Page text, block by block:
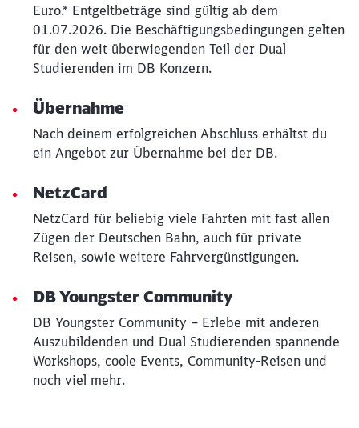
Euro.* Entgeltbeträge sind gültig ab dem
01.07.2026. Die Beschäftigungsbedingungen gelten
für den weit überwiegenden Teil der Dual
Studierenden im DB Konzern.
Übernahme
Nach deinem erfolgreichen Abschluss erhältst du
ein Angebot zur Übernahme bei der DB.
NetzCard
NetzCard für beliebig viele Fahrten mit fast allen
Zügen der Deutschen Bahn, auch für private
Reisen, sowie weitere Fahrvergünstigungen.
DB Youngster Community
DB Youngster Community – Erlebe mit anderen
Auszubildenden und Dual Studierenden spannende
Workshops, coole Events, Community-Reisen und
noch viel mehr.